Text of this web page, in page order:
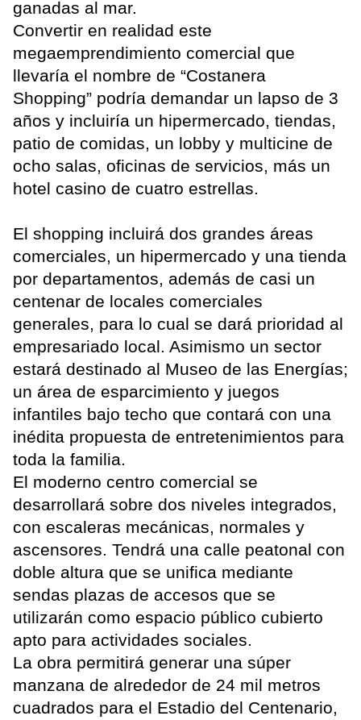
ganadas al mar.
Convertir en realidad este
megaemprendimiento comercial que
llevaría el nombre de “Costanera
Shopping” podría demandar un lapso de 3
años y incluiría un hipermercado, tiendas,
patio de comidas, un lobby y multicine de
ocho salas, oficinas de servicios, más un
hotel casino de cuatro estrellas.
El shopping incluirá dos grandes áreas
comerciales, un hipermercado y una tienda
por departamentos, además de casi un
centenar de locales comerciales
generales, para lo cual se dará prioridad al
empresariado local. Asimismo un sector
estará destinado al Museo de las Energías;
un área de esparcimiento y juegos
infantiles bajo techo que contará con una
inédita propuesta de entretenimientos para
toda la familia.
El moderno centro comercial se
desarrollará sobre dos niveles integrados,
con escaleras mecánicas, normales y
ascensores. Tendrá una calle peatonal con
doble altura que se unifica mediante
sendas plazas de accesos que se
utilizarán como espacio público cubierto
apto para actividades sociales.
La obra permitirá generar una súper
manzana de alrededor de 24 mil metros
cuadrados para el Estadio del Centenario,